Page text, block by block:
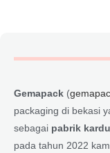
Gemapack (
packaging di bekasi
sebagai pabrik
pada tahun 2022